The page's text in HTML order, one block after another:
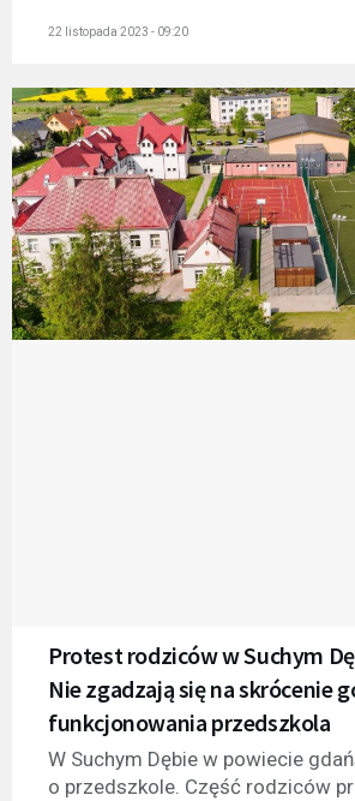
22 listopada 2023 - 09:20
Protest rodziców w Suchym
Nie zgadzają się na skrócenie
funkcjonowania przedszkola
W Suchym Dębie w powiecie
o przedszkole. Część rodziców